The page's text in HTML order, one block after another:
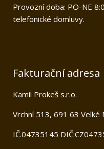
Provozní doba: PO-NE
telefonické domluvy.
Fakturační adresa
Kamil Prokeš s.r.o.
Vrchní 513, 691 63 Velké
IČ.04735145